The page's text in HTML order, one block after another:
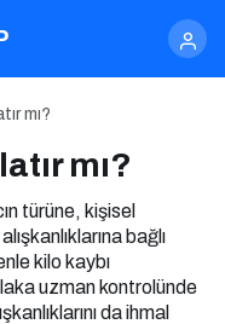
mı?
mı?
türüne, kişisel
bağlı
kilo kaybı
uzman kontrolünde
da ihmal